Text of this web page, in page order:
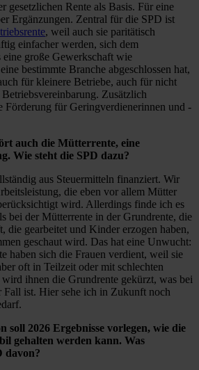
gesetzlichen Rente als Basis. Für eine
Ergänzungen. Zentral für die SPD ist
, weil auch sie paritätisch
einfacher werden, sich dem
eine große Gewerkschaft wie
bestimmte Branche abgeschlossen hat,
für kleinere Betriebe, auch für nicht
Zusätzlich
Förderung für Geringverdienerinnen und -
auch die Mütterrente, eine
Wie steht die SPD dazu?
aus Steuermitteln finanziert. Wir
die eben vor allem Mütter
wird. Allerdings finde ich es
bei der Mütterrente in der Grundrente, die
die gearbeitet und Kinder erzogen haben,
geschaut wird. Das hat eine Unwucht:
haben sich die Frauen verdient, weil sie
oft in Teilzeit oder mit schlechten
ihnen die Grundrente gekürzt, was bei
Fall ist. Hier sehe ich in Zukunft noch
soll 2026 Ergebnisse vorlegen, wie die
gehalten werden kann. Was
davon?